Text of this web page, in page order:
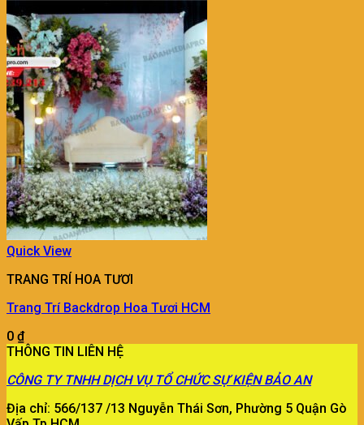
Quick View
TRANG TRÍ HOA TƯƠI
Trang Trí Backdrop Hoa Tươi HCM
0 ₫
THÔNG TIN LIÊN HỆ
CÔNG TY TNHH DỊCH VỤ TỔ CHỨC SỰ KIỆN BẢO AN
Địa chỉ: 566/137 /13 Nguyễn Thái Sơn, Phường 5 Quận Gò